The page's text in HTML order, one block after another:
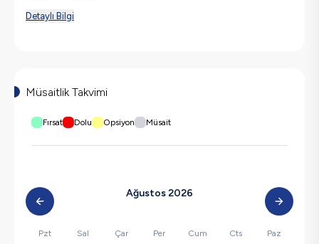
Detaylı Bilgi
Müsaitlik Takvimi
Fırsat Dolu Opsiyon Müsait
Ağustos 2026
Pzt Sal Çar Per Cum Cts Paz